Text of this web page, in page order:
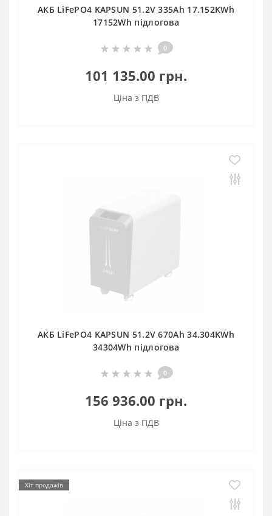
АКБ LiFePO4 KAPSUN 51.2V 335Ah 17.152KWh
17152Wh підлогова
0
101 135.00 грн.
Ціна з ПДВ
АКБ LiFePO4 KAPSUN 51.2V 670Ah 34.304KWh
34304Wh підлогова
0
156 936.00 грн.
Ціна з ПДВ
Хіт продажів